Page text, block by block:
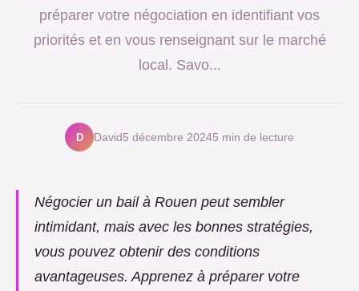
préparer votre négociation en identifiant vos
priorités et en vous renseignant sur le marché
local. Savo...
D David5 décembre 20245 min de lecture
Négocier un bail à Rouen peut sembler
intimidant, mais avec les bonnes stratégies,
vous pouvez obtenir des conditions
avantageuses. Apprenez à préparer votre